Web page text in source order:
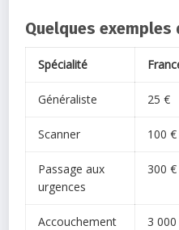
Quelques exemples
Spécialité
Généraliste 25 €
Scanner 100 €
Passage aux
urgences
300 €
Accouchement
3